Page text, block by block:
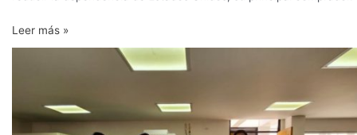
Leer más »
andina